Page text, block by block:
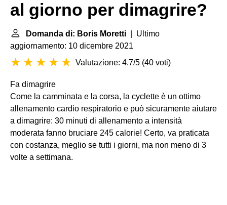
al giorno per dimagrire?
Domanda di: Boris Moretti | Ultimo
aggiornamento: 10 dicembre 2021
Valutazione: 4.7/5 (40 voti)
Fa dimagrire
Come la camminata e la corsa, la cyclette è un ottimo
allenamento cardio respiratorio e può sicuramente aiutare
a dimagrire: 30 minuti di allenamento a intensità
moderata fanno bruciare 245 calorie! Certo, va praticata
con costanza, meglio se tutti i giorni, ma non meno di 3
volte a settimana.